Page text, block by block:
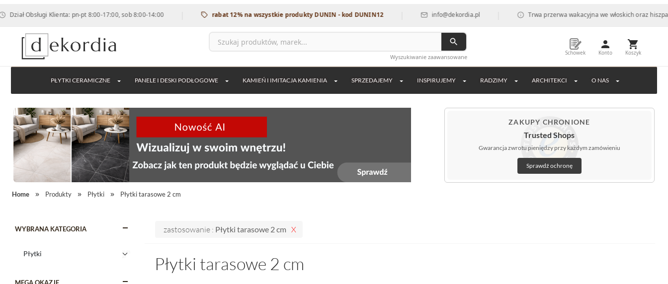
Klienta: pn-pt 8:00-17:00, sob 8:00-14:00 | rabat 12% na wszystkie produkty DUNIN - kod DUNIN12 | info@dekordia.pl | Trwa przerwa wakacyjna we włoskich oraz hiszpańskich
Wyszukiwanie zaawansowane
Schowek Konto Koszyk
PŁYTKI CERAMICZNE PANELE I DESKI PODŁOGOWE KAMIEŃ I IMITACJA KAMIENIA SPRZEDAJEMY INSPIRUJEMY RADZIMY ARCHITEKCI O NAS
ZAKUPY CHRONIONE
Trusted Shops
Gwarancja zwrotu pieniędzy przy każdym zamówieniu
Sprawdź ochronę
Home Produkty Płytki Płytki tarasowe 2 cm
WYBRANA KATEGORIA zastosowanie : Płytki tarasowe 2 cm
Płytki tarasowe 2 cm